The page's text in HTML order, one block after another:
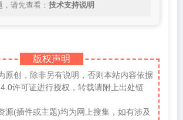
请先查看： 技术支持说明
版权声明
原创，除非另有说明，否则本站内容依据
许可证进行授权，转载请附上出处链
源(插件或主题)均为网上搜集，如有涉及